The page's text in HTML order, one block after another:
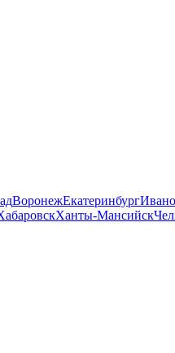
ВоронежЕкатеринбург
Ханты-Мансийск